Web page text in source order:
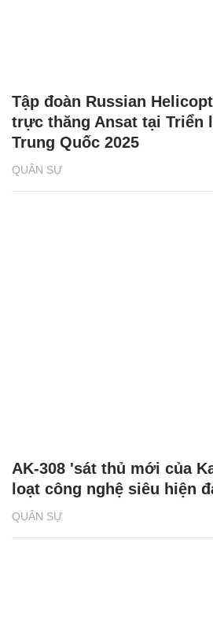
QUÂN SỰ
Tập đoàn Russian
trực thăng Ansat tại Triển
Trung Quốc 2025
QUÂN SỰ
AK-308 'sát thủ mới của
loạt công nghệ siêu hiện